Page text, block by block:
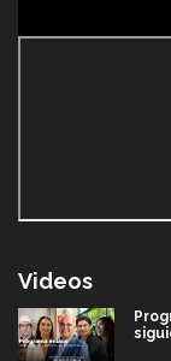
Videos